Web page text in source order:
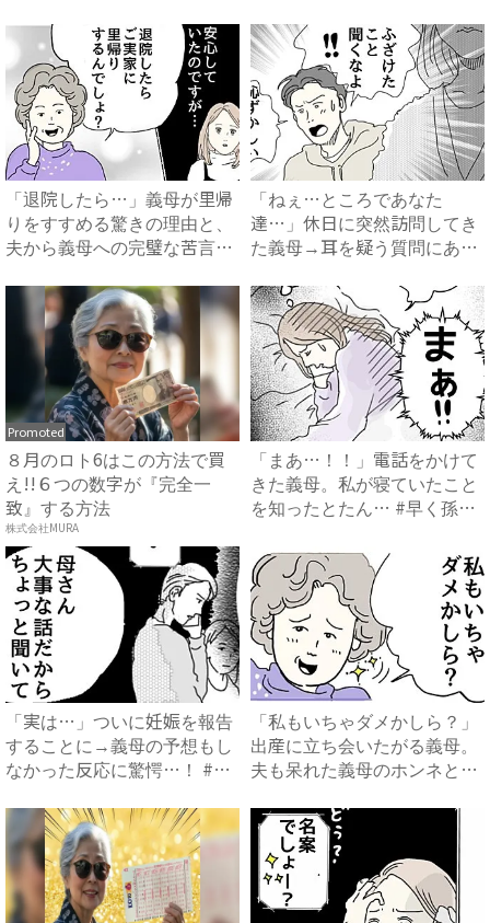
「退院したら…」義母が里帰
りをすすめる驚きの理由と、
夫から義母への完璧な苦言
「ねぇ…ところであなた
達…」休日に突然訪問してき
た義母→耳を疑う質問にあ
Promoted
８月のロト6はこの方法で買
え!!６つの数字が『完全一
致』する方法
株式会社MURA
「まあ…！！」電話をかけて
きた義母。私が寝ていたこと
を知ったとたん… #早く孫
「実は…」ついに妊娠を報告
することに→義母の予想もし
なかった反応に驚愕…！ #
「私もいちゃダメかしら？」
出産に立ち会いたがる義母。
夫も呆れた義母のホンネと